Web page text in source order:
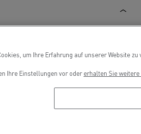
um Ihre Erfahrung auf unserer Website
Ihre Einstellungen vor oder erhalten Sie